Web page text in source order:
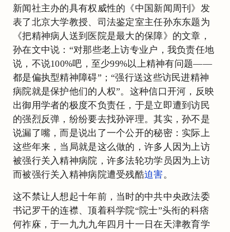
新闻社主办的具有权威性的《中国新闻周刊》发
表了北京大学教授、司法鉴定室主任孙东东题为
《把精神病人送到医院是最大的保障》的文章，
孙在文中说：“对那些老上访专业户，我负责任地
说，不说100%吧，至少99%以上精神有问题——
都是偏执型精神障碍”；“强行送这些访民进精神
病院就是保护他们的人权”。这种信口开河，反映
出御用学者的极度不负责任，于是立即遭到访民
的强烈反弹，纷纷要去找孙评理。其实，孙不是
说漏了嘴，而是说出了一个公开的秘密：实际上
这些年来，当局就是这么做的，许多人因为上访
被强行关入精神病院，许多法轮功学员因为上访
而被强行关入精神病院遭受残酷迫害。
这不禁让人想起十年前，当时的中共中央政法委
书记罗干的连襟、顶着科学院“院士”头衔的科痞
何祚庥，于一九九九年四月十一日在天津教育学